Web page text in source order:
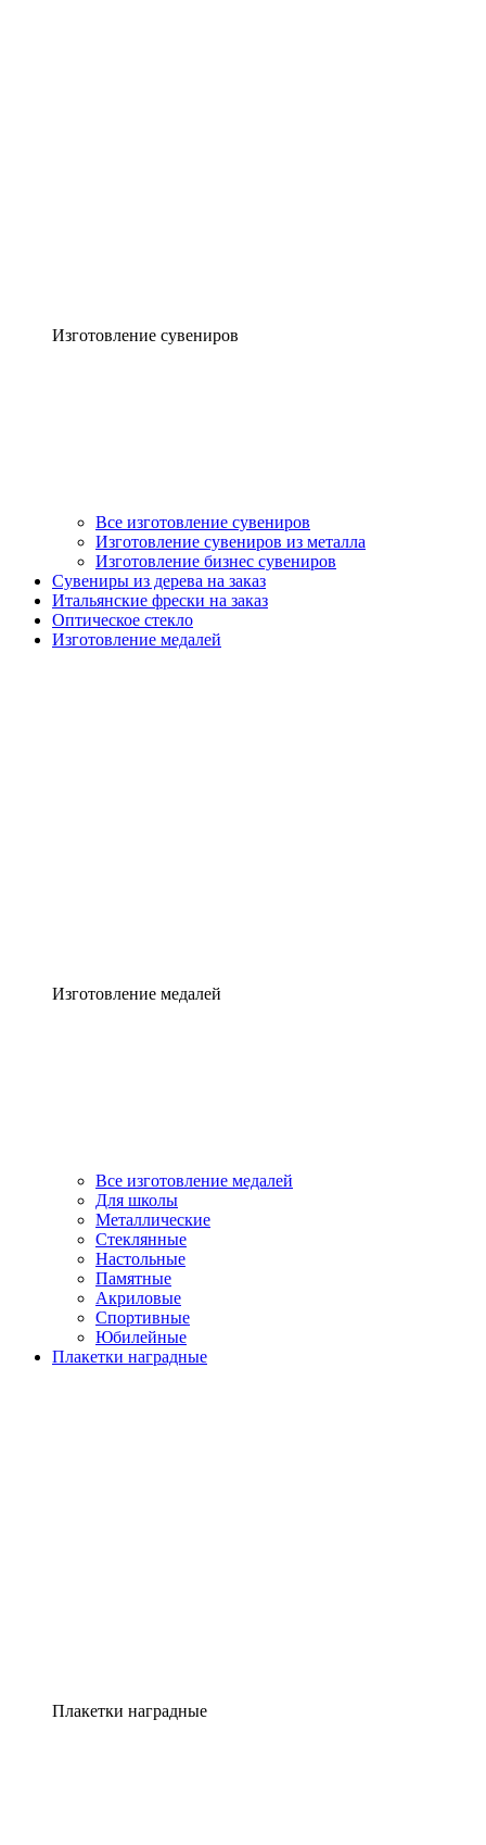
Изготовление сувениров
Все изготовление сувениров
Изготовление сувениров из металла
Изготовление бизнес сувениров
Сувениры из дерева на заказ
Итальянские фрески на заказ
Оптическое стекло
Изготовление медалей
Изготовление медалей
Все изготовление медалей
Для школы
Металлические
Стеклянные
Настольные
Памятные
Акриловые
Спортивные
Юбилейные
Плакетки наградные
Плакетки наградные